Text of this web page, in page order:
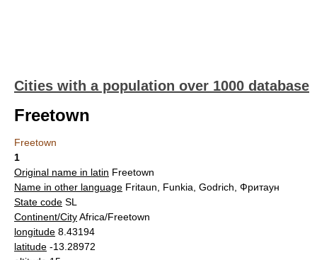
Cities with a population over 1000 database
Freetown
Freetown
1
Original name in latin Freetown
Name in other language Fritaun, Funkia, Godrich, Фритаун
State code SL
Continent/CityAfrica/Freetown
longitude 8.43194
latitude -13.28972